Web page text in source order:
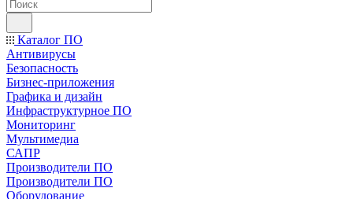
Каталог ПО
Антивирусы
Безопасность
Бизнес-приложения
Графика и дизайн
Инфраструктурное ПО
Мониторинг
Мультимедиа
САПР
Производители ПО
Производители ПО
Оборудование